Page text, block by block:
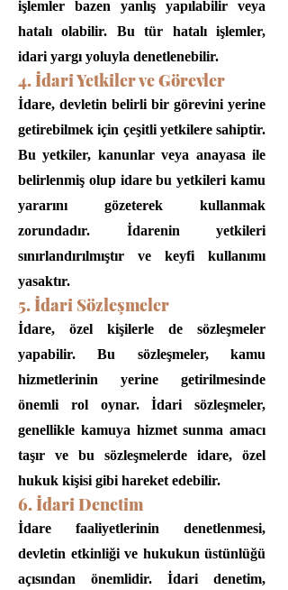
işlemler bazen yanlış yapılabilir veya
hatalı olabilir. Bu tür hatalı işlemler,
idari yargı yoluyla denetlenebilir.
4. İdari Yetkiler ve Görevler
İdare, devletin belirli bir görevini yerine
getirebilmek için çeşitli yetkilere sahiptir.
Bu yetkiler, kanunlar veya anayasa ile
belirlenmiş olup idare bu yetkileri kamu
yararını gözeterek kullanmak
zorundadır. İdarenin yetkileri
sınırlandırılmıştır ve keyfi kullanımı
yasaktır.
5. İdari Sözleşmeler
İdare, özel kişilerle de sözleşmeler
yapabilir. Bu sözleşmeler, kamu
hizmetlerinin yerine getirilmesinde
önemli rol oynar. İdari sözleşmeler,
genellikle kamuya hizmet sunma amacı
taşır ve bu sözleşmelerde idare, özel
hukuk kişisi gibi hareket edebilir.
6. İdari Denetim
İdare faaliyetlerinin denetlenmesi,
devletin etkinliği ve hukukun üstünlüğü
açısından önemlidir. İdari denetim,